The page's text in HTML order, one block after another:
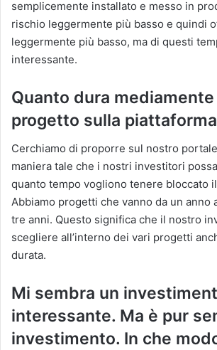
semplicemente installato e messo in
rischio leggermente più basso e quindi
leggermente più basso, ma di questi
interessante.
Quanto dura mediamente
progetto sulla
Cerchiamo di proporre sul nostro
maniera tale che i nostri investitori
quanto tempo vogliono tenere bloccato
Abbiamo progetti che vanno da un anno
tre anni. Questo significa che il nostro
scegliere all’interno dei vari progetti
durata.
Mi sembra un
interessante. Ma è pur
investimento. In che